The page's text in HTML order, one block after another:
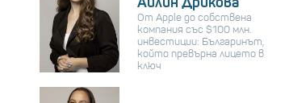
От Apple до собствена
компания със $100 млн.
инвестиции: Българинът,
който превърна лицето в
ключ